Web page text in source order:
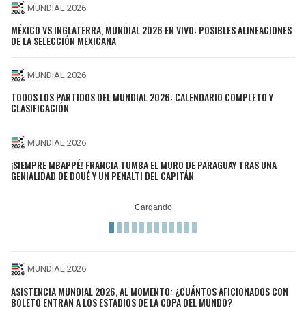
MUNDIAL 2026
MÉXICO VS INGLATERRA, MUNDIAL 2026 EN VIVO: POSIBLES ALINEACIONES
DE LA SELECCIÓN MEXICANA
MUNDIAL 2026
TODOS LOS PARTIDOS DEL MUNDIAL 2026: CALENDARIO COMPLETO Y
CLASIFICACIÓN
MUNDIAL 2026
¡SIEMPRE MBAPPÉ! FRANCIA TUMBA EL MURO DE PARAGUAY TRAS UNA
GENIALIDAD DE DOUÉ Y UN PENALTI DEL CAPITÁN
MUNDIAL 2026
ASISTENCIA MUNDIAL 2026, AL MOMENTO: ¿CUÁNTOS AFICIONADOS CON
BOLETO ENTRAN A LOS ESTADIOS DE LA COPA DEL MUNDO?